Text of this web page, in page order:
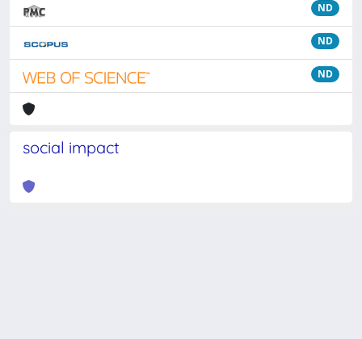
ND
ND
ND
social impact